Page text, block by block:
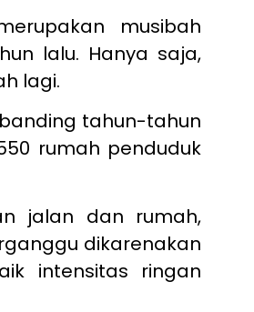
musibah
lalu. Hanya saja,
lagi.
tahun-tahun
rumah penduduk
jalan dan rumah,
dikarenakan
intensitas ringan